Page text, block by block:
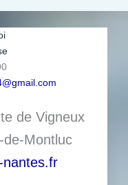
de Vigneux
de-Montluc
nantes.fr